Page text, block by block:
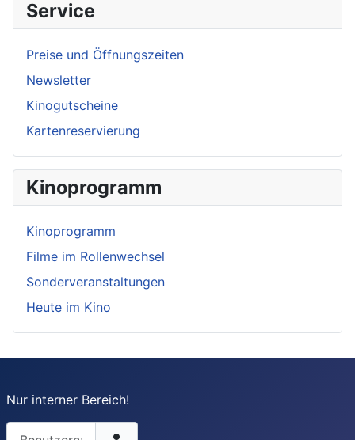
Service
Preise und Öffnungszeiten
Newsletter
Kinogutscheine
Kartenreservierung
Kinoprogramm
Kinoprogramm
Filme im Rollenwechsel
Sonderveranstaltungen
Heute im Kino
Nur interner Bereich!